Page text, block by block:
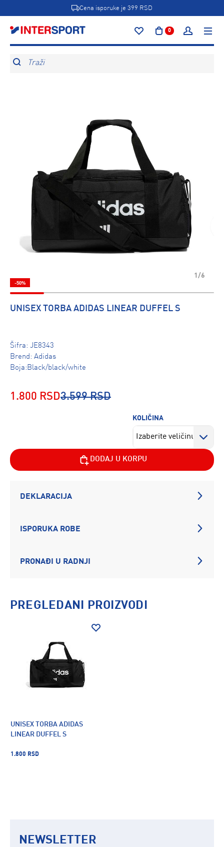
Cena isporuke je 399 RSD
0
Traži
1/6
-50%
UNISEX TORBA ADIDAS LINEAR DUFFEL S
Šifra: JE8343
Brend: Adidas
Boja:Black/black/white
1.800 RSD3.599 RSD
KOLIČINA
DODAJ U KORPU
DEKLARACIJA
ISPORUKA ROBE
PRONAĐI U RADNJI
PREGLEDANI PROIZVODI
UNISEX TORBA ADIDAS
LINEAR DUFFEL S
1.800 RSD
NEWSLETTER